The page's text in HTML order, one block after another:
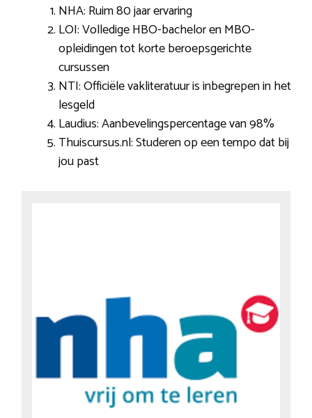
NHA: Ruim 80 jaar ervaring
LOI: Volledige HBO-bachelor en MBO-
opleidingen tot korte beroepsgerichte
cursussen
NTI: Officiële vakliteratuur is inbegrepen in het
lesgeld
Laudius: Aanbevelingspercentage van 98%
Thuiscursus.nl: Studeren op een tempo dat bij
jou past